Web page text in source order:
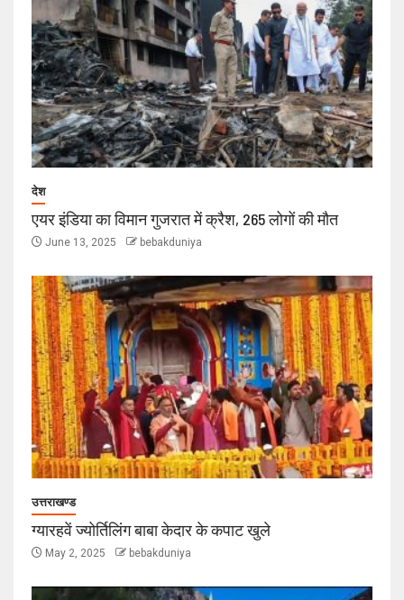
देश
एयर इंडिया का विमान गुजरात में क्रैश, 265 लोगों की मौत
June 13, 2025 bebakduniya
उत्तराखण्ड
ग्यारहवें ज्योर्तिलिंग बाबा केदार के कपाट खुले
May 2, 2025 bebakduniya